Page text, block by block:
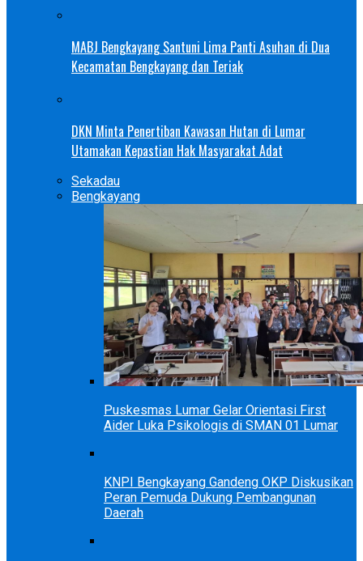
MABJ Bengkayang Santuni Lima Panti Asuhan di Dua
Kecamatan Bengkayang dan Teriak
DKN Minta Penertiban Kawasan Hutan di Lumar
Utamakan Kepastian Hak Masyarakat Adat
Sekadau
Bengkayang
Puskesmas Lumar Gelar Orientasi First
Aider Luka Psikologis di SMAN 01 Lumar
KNPI Bengkayang Gandeng OKP Diskusikan
Peran Pemuda Dukung Pembangunan
Daerah